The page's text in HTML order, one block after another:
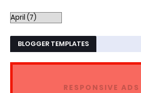
BLOGGER TEMPLATES
RESPONSIVE ADS